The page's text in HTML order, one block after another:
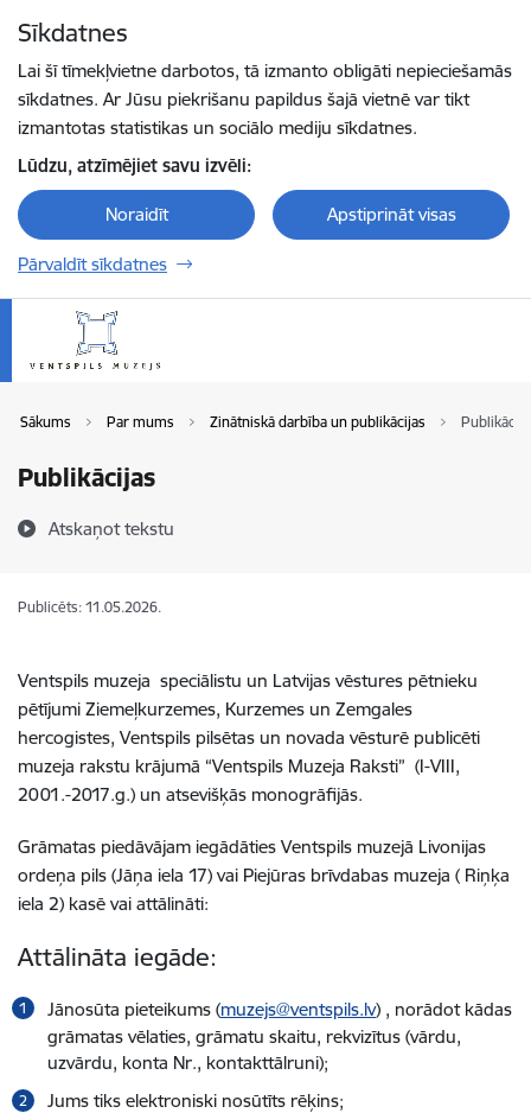
Sīkdatnes
Lai šī tīmekļvietne darbotos, tā izmanto obligāti nepieciešamās
sīkdatnes. Ar Jūsu piekrišanu papildus šajā vietnē var tikt
izmantotas statistikas un sociālo mediju sīkdatnes.
Lūdzu, atzīmējiet savu izvēli:
Noraidīt Apstiprināt visas
Pārvaldīt sīkdatnes
Sākums Par mums Zinātniskā darbība un publikācijas
Publikācijas
Atskaņot tekstu
Publicēts: 11.05.2026.
Ventspils muzeja speciālistu un Latvijas vēstures pētnieku
pētījumi Ziemeļkurzemes, Kurzemes un Zemgales
hercogistes, Ventspils pilsētas un novada vēsturē publicēti
muzeja rakstu krājumā “Ventspils Muzeja Raksti” (I-VIII,
2001.-2017.g.) un atsevišķās monogrāfijās.
Grāmatas piedāvājam iegādāties Ventspils muzejā Livonijas
ordeņa pils (Jāņa iela 17) vai Piejūras brīvdabas muzeja ( Riņķa
iela 2) kasē vai attālināti:
Attālināta iegāde:
Jānosūta pieteikums (muzejs@ventspils.lv) , norādot kādas
grāmatas vēlaties, grāmatu skaitu, rekvizītus (vārdu,
uzvārdu, konta Nr., kontakttālruni);
Jums tiks elektroniski nosūtīts rēķins;